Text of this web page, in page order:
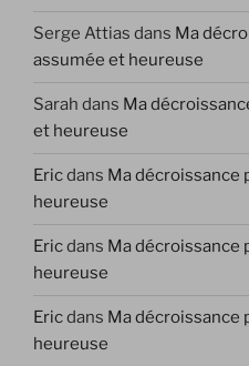
Serge Attias dans Ma
assumée et heureuse
Sarah dans Ma
et heureuse
Ericdans Ma décroissance
heureuse
Ericdans Ma décroissance
heureuse
Ericdans Ma décroissance
heureuse